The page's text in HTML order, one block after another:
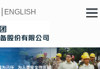
ENGLISH